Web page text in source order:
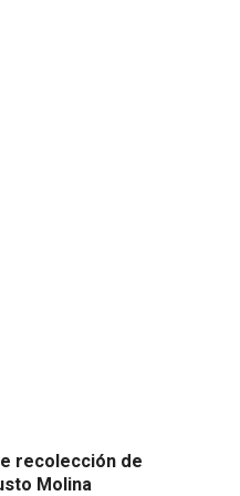
recolección de
Molina